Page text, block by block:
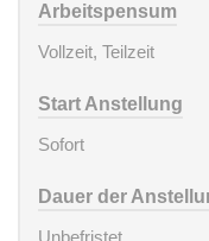
Arbeitspensum
Vollzeit, Teilzeit
Start Anstellung
Sofort
Dauer der